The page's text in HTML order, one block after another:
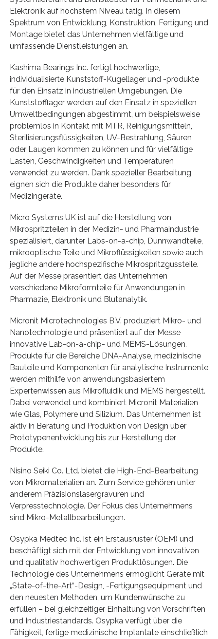
Elektronik auf höchstem Niveau tätig. In diesem
Spektrum von Entwicklung, Konstruktion, Fertigung und
Montage bietet das Unternehmen vielfältige und
umfassende Dienstleistungen an.
Kashima Bearings Inc. fertigt hochwertige,
individualisierte Kunststoff-Kugellager und -produkte
für den Einsatz in industriellen Umgebungen. Die
Kunststofflager werden auf den Einsatz in speziellen
Umweltbedingungen abgestimmt, um beispielsweise
problemlos in Kontakt mit MTR, Reinigungsmitteln,
Sterilisierungsflüssigkeiten, UV-Bestrahlung, Säuren
oder Laugen kommen zu können und für vielfältige
Lasten, Geschwindigkeiten und Temperaturen
verwendet zu werden. Dank spezieller Bearbeitung
eignen sich die Produkte daher besonders für
Medizingeräte.
Micro Systems UK ist auf die Herstellung von
Mikrospritzteilen in der Medizin- und Pharmaindustrie
spezialisiert, darunter Labs-on-a-chip, Dünnwandteile,
mikrooptische Teile und Mikroflüssigkeiten sowie auch
jegliche andere hochspezifische Mikrospritzgussteile.
Auf der Messe präsentiert das Unternehmen
verschiedene Mikroformteile für Anwendungen in
Pharmazie, Elektronik und Blutanalytik.
Micronit Microtechnologies B.V. produziert Mikro- und
Nanotechnologie und präsentiert auf der Messe
innovative Lab-on-a-chip- und MEMS-Lösungen.
Produkte für die Bereiche DNA-Analyse, medizinische
Bauteile und Komponenten für analytische Instrumente
werden mithilfe von anwendungsbasiertem
Expertenwissen aus Mikrofluidik und MEMS hergestellt.
Dabei verwendet und kombiniert Micronit Materialien
wie Glas, Polymere und Silizium. Das Unternehmen ist
aktiv in Beratung und Produktion von Design über
Prototypenentwicklung bis zur Herstellung der
Produkte.
Nisino Seiki Co. Ltd. bietet die High-End-Bearbeitung
von Mikromaterialien an. Zum Service gehören unter
anderem Präzisionslasergravuren und
Verpresstechnologie. Der Fokus des Unternehmens
sind Mikro-Metallbearbeitungen.
Osypka Medtec Inc. ist ein Erstausrüster (OEM) und
beschäftigt sich mit der Entwicklung von innovativen
und qualitativ hochwertigen Produktlösungen. Die
Technologie des Unternehmens ermöglicht Geräte mit
„State-of-the-Art“-Design, -Fertigungsequipment und
den neuesten Methoden, um Kundenwünsche zu
erfüllen – bei gleichzeitiger Einhaltung von Vorschriften
und Industriestandards. Osypka verfügt über die
Fähigkeit, fertige medizinische Implantate einschließlich